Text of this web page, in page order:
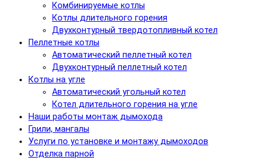
Комбинируемые котлы
Котлы длительного горения
Двухконтурный твердотопливный котел
Пеллетные котлы
Автоматический пеллетный котел
Двухконтурный пеллетный котел
Котлы на угле
Автоматический угольный котел
Котел длительного горения на угле
Наши работы монтаж дымохода
Грили, мангалы
Услуги по установке и монтажу дымоходов
Отделка парной